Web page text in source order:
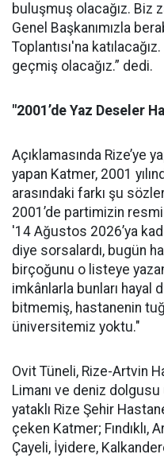
buluşmuş olacağız. Biz
Genel Başkanımızla
Toplantısı'na
geçmiş olacağız.” dedi.
"2001’de Yaz Deseler
Açıklamasında Rize’ye
yapan Katmer, 2001
arasındaki farkı şu
2001’de partimizin resmi
'14 Ağustos 2026’ya
diye sorsalardı, bugün
birçoğunu o listeye
imkânlarla bunları hayal
bitmemiş, hastanenin
üniversitemiz yoktu."
Ovit Tüneli, Rize-Artvin
Limanı ve deniz
yataklı Rize Şehir
çeken Katmer; Fındıklı,
Çayeli, İyidere,